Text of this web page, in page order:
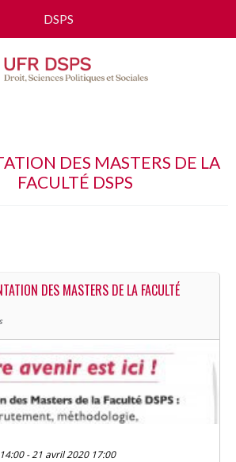
DES MASTERS DE LA
FACULTÉ DSPS
DES MASTERS DE LA FACULTÉ
- 21 avril 2020 17:00
DSPS